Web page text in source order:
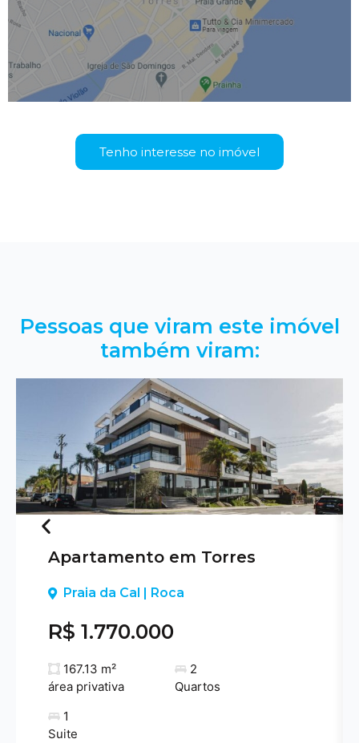
Tenho interesse no imóvel
Pessoas que viram este imóvel
também viram:
Previous
Apartamento em Torres
Praia da Cal | Roca
R$ 1.770.000
167.13 m²
área privativa
2
Quartos
1
Suite